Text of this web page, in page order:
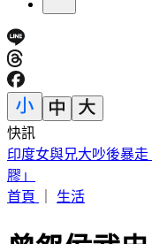
快訊
白海豚颱風「紮實雨帶
首頁
曾怨侯武